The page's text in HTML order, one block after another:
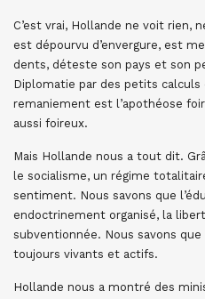
C’est vrai, Hollande ne voit rien,
est dépourvu d’envergure, est
dents, déteste son pays et son
Diplomatie par des petits
remaniement est l’apothéose
aussi foireux.
Mais Hollande nous a tout dit.
le socialisme, un régime
sentiment. Nous savons que
endoctrinement organisé, la
subventionnée. Nous savons
toujours vivants et actifs.
Hollande nous a montré des